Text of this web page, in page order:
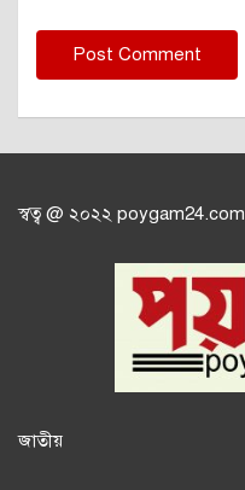
স্বত্ব @ ২০২২ poygam24.com
জাতীয়